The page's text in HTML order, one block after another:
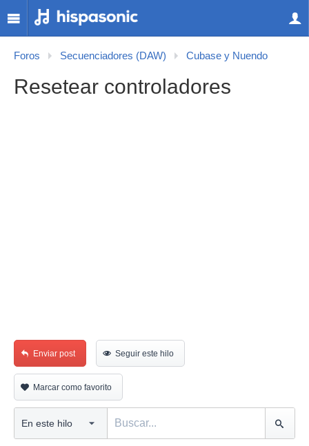
Foros Secuenciadores (DAW) Cubase y Nuendo
Resetear controladores
Enviar post Seguir este hilo
Marcar como favorito